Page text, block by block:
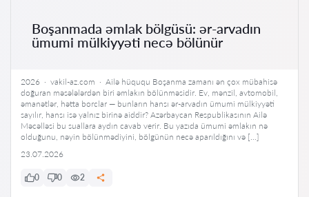
Boşanmada əmlak bölgüsü: ər-arvadın
ümumi mülkiyyəti necə bölünür
2026 · vakil-az.com · Ailə hüququ Boşanma zamanı ən çox mübahisə
doğuran məsələlərdən biri əmlakın bölünməsidir. Ev, mənzil, avtomobil,
əmanətlər, hətta borclar — bunların hansı ər-arvadın ümumi mülkiyyəti
sayılır, hansı isə yalnız birinə aiddir? Azərbaycan Respublikasının Ailə
Məcəlləsi bu suallara aydın cavab verir. Bu yazıda ümumi əmlakın nə
olduğunu, nəyin bölünmədiyini, bölgünün necə aparıldığını və […]
23.07.2026
0 0 2